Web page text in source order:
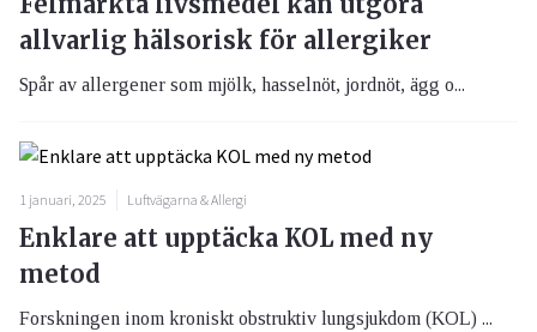
allvarlig hälsorisk för allergiker
Spår av allergener som mjölk, hasselnöt, jordnöt, ägg o...
1 januari, 2025 Luftvägarna & Allergi
Enklare att upptäcka KOL med ny
metod
Forskningen inom kroniskt obstruktiv lungsjukdom (KOL) ...